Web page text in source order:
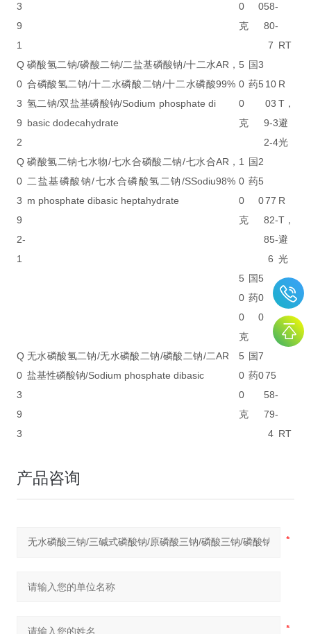
3
9
1
0
克
058-
80-
7 RT
Q
0
3
9
2
磷酸氢二钠/磷酸二钠/二盐基磷酸钠/十二水
合磷酸氢二钠/十二水磷酸二钠/十二水磷酸
氢二钠/双盐基磷酸钠/Sodium phosphate di
basic dodecahydrate
AR，
99%
5
0
0
克
国
药
3
5 10
03
9-3
2-4
R
T，
避
光
Q
0
3
9
2-
1
磷酸氢二钠七水物/七水合磷酸二钠/七水合
二盐基磷酸钠/七水合磷酸氢二钠/SSodiu
m phosphate dibasic heptahydrate
AR，
98%
1
0
0
克
国
药
2
5
077
82-
85-
6
R
T，
避
光
5
0
0
克
国
药
5
0
0
Q
0
3
9
3
无水磷酸氢二钠/无水磷酸二钠/磷酸二钠/二
盐基性磷酸钠/Sodium phosphate dibasic
AR
5
0
0
克
国
药
7
075
58-
79-
4 RT
产品咨询